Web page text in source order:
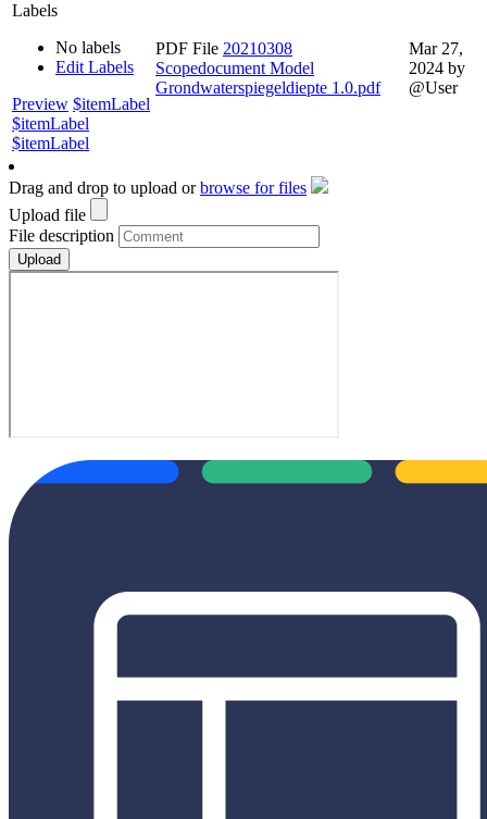
Labels
No labels
Edit Labels
Preview $itemLabel
$itemLabel
$itemLabel
PDF File 20210308
Scopedocument Model
Grondwaterspiegeldiepte 1.0.pdf
Mar 27,
2024 by
@User
Drag and drop to upload orbrowse for files
Upload file
File description